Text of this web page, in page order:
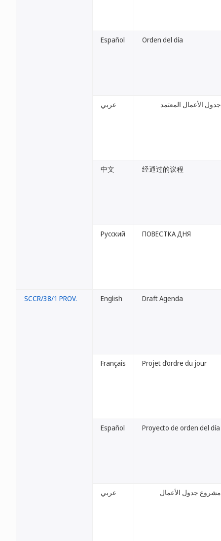
Español Orden del día
عربي جدول الأعمال المعتمد
中文 经通过的议程
Русский ПОВЕСТКА ДНЯ
SCCR/38/1 PROV. English Draft Agenda
Français Projet d’ordre du jour
Español Proyecto de orden del día
عربي مشروع جدول الأعمال